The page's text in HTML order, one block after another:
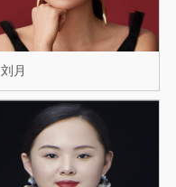
刘月